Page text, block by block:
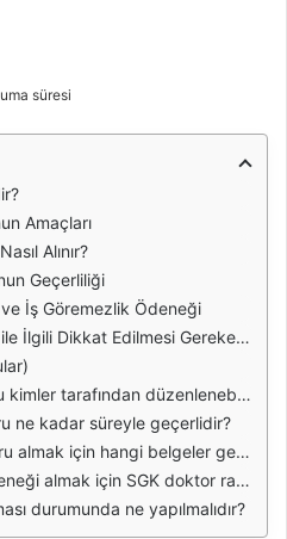
süresi
Amaçları
Alınır?
Geçerliliği
İş Göremezlik Ödeneği
İlgili Dikkat Edilmesi Gerekenler
tarafından düzenlenebilir?
ne kadar süreyle geçerlidir?
için hangi belgeler gereklidir?
için SGK doktor raporu şart mı?
durumunda ne yapılmalıdır?